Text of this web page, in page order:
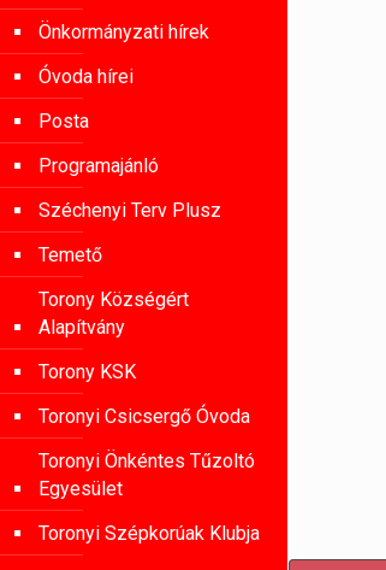
Önkormányzati hírek
Óvoda hírei
Posta
Programajánló
Széchenyi Terv Plusz
Temető
Torony Községért
Alapítvány
Torony KSK
Toronyi Csicsergő Óvoda
Toronyi Önkéntes Tűzoltó
Egyesület
Toronyi Szépkorúak Klubja